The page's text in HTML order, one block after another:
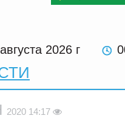
2026 г
2020 14:17